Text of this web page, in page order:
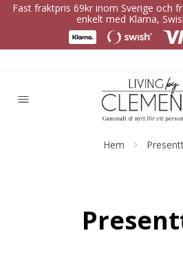
Fast fraktpris 69kr inom Sverige och
enkelt med Klarna,
Hem